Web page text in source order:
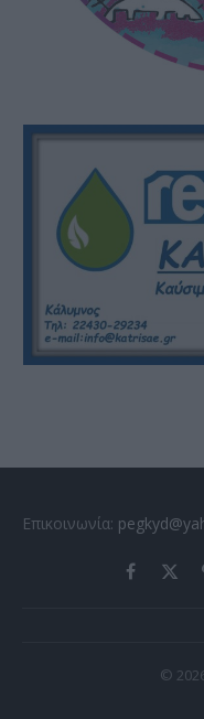
Επικοινωνία:
Facebook
X
©